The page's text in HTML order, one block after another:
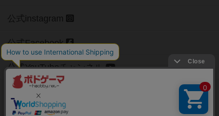
公式instagram
公式Facebook
公式YouTubeチャンネル